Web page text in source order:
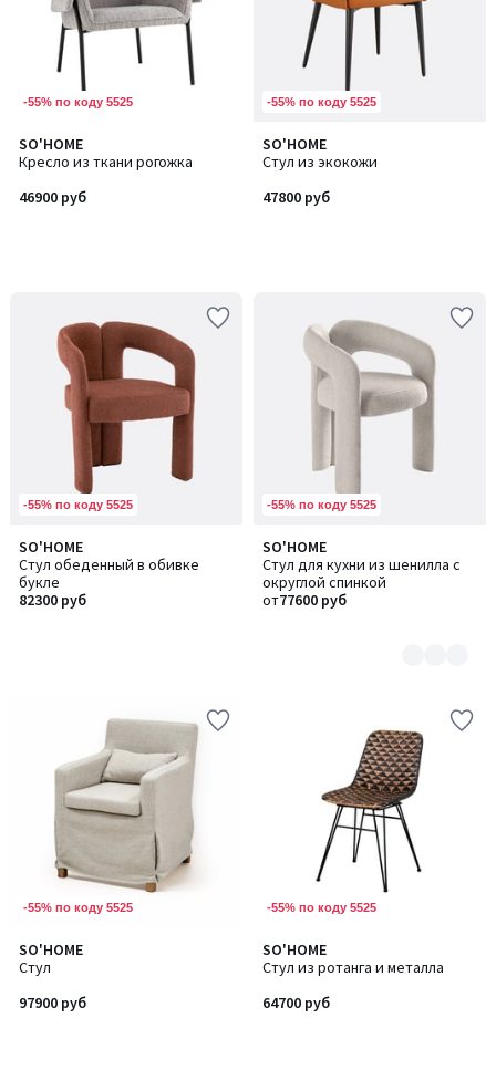
-55% по коду 5525
SO'HOME
Кресло из ткани рогожка
46900 руб
-55% по коду 5525
SO'HOME
Стул из экокожи
47800 руб
-55% по коду 5525
SO'HOME
Стул обеденный в обивке
букле
82300 руб
-55% по коду 5525
SO'HOME
Стул для кухни из шенилла с
округлой спинкой
от77600 руб
Количество
цветов:
13
-55% по коду 5525
SO'HOME
Стул
97900 руб
-55% по коду 5525
SO'HOME
Стул из ротанга и металла
64700 руб